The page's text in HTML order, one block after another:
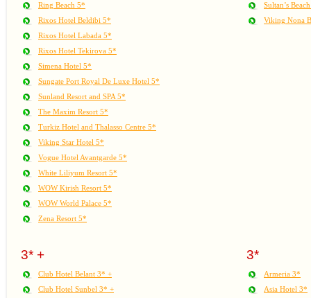
Ring Beach 5*
Rixos Hotel Beldibi 5*
Rixos Hotel Labada 5*
Rixos Hotel Tekirova 5*
Simena Hotel 5*
Sungate Port Royal De Luxe Hotel 5*
Sunland Resort and SPA 5*
The Maxim Resort 5*
Turkiz Hotel and Thalasso Centre 5*
Viking Star Hotel 5*
Vogue Hotel Avantgarde 5*
White Liliyum Resort 5*
WOW Kirish Resort 5*
WOW World Palace 5*
Zena Resort 5*
Sultan’s
Viking Nona
3* +
Club Hotel Belant 3* +
Club Hotel Sunbel 3* +
3*
Armeria 3*
Asia Hotel 3*